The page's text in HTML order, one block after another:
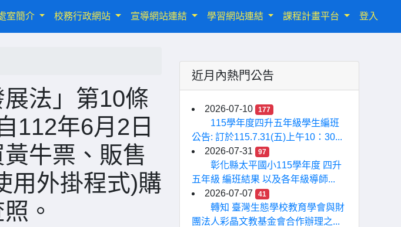
室簡介 校務行政網站 宣導網站連結 學習網站連結 課程計畫平台 登入
法」第10條
112年6月2日
牛票、販售
用外掛程式)購
。
近月內熱門公告
2026-07-10 177
115學年度四升五年級學生編班
公告: 訂於115.7.31(五)上午10：30...
2026-07-31
97
彰化縣太平國小115學年度 四升
五年級 編班結果 以及各年級導師...
2026-07-07
41
轉知 臺灣生態學校教育學會與財
團法人彩晶文教基金會合作辦理之...